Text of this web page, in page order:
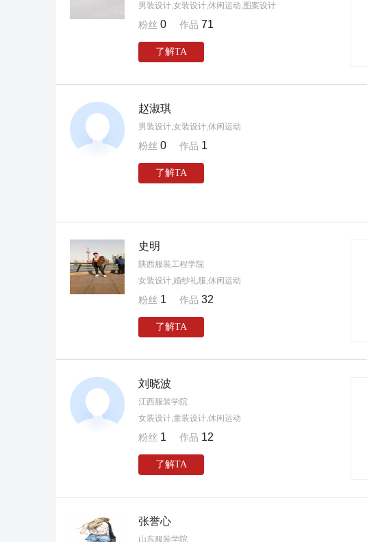
男装设计,女装设计,休闲运动,图案设计
粉丝 0 作品 71
了解TA
赵淑琪
男装设计,女装设计,休闲运动
粉丝 0 作品 1
了解TA
史明
陕西服装工程学院
女装设计,婚纱礼服,休闲运动
粉丝 1 作品 32
了解TA
刘晓波
江西服装学院
女装设计,童装设计,休闲运动
粉丝 1 作品 12
了解TA
张誉心
山东服装学院